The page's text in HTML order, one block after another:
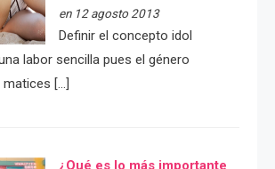
en 12 agosto 2013
Definir el concepto idol
labor sencilla pues el género
[…]
¿Qué es lo más importante